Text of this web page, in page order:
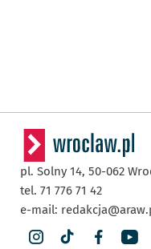
pl. Solny 14, 50-062
tel. 71 776 71 42
e-mail: